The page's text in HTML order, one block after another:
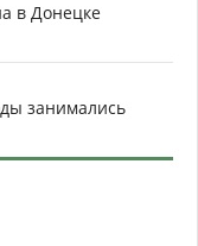
в Донецке
занимались